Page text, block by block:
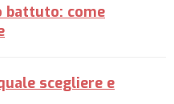
battuto: come
scegliere e